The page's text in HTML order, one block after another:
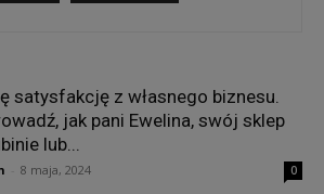
satysfakcję z własnego biznesu.
jak pani Ewelina, swój sklep
lub...
8 maja, 2024 0